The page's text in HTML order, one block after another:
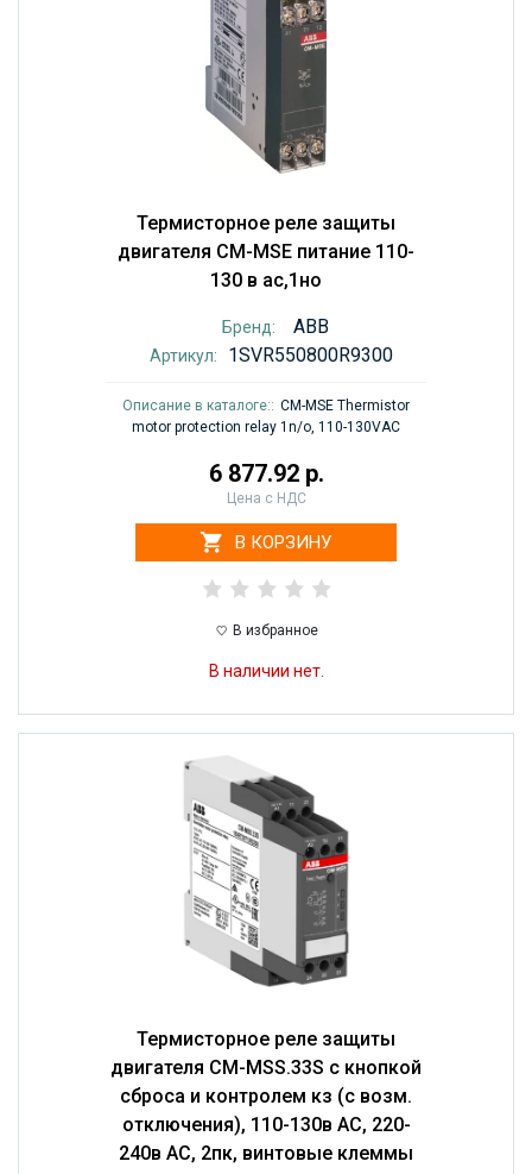
Термисторное реле защиты
двигателя CM-MSE питание 110-
130 в ac,1но
Бренд: ABB
Артикул: 1SVR550800R9300
Описание в каталоге:: CM-MSE Thermistor
motor protection relay 1n/o, 110-130VAC
6 877.92 р.
Цена с НДС
В КОРЗИНУ
В избранное
В наличии нет.
Термисторное реле защиты
двигателя CM-MSS.33S с кнопкой
сброса и контролем кз (с возм.
отключения), 110-130в AC, 220-
240в AC, 2пк, винтовые клеммы